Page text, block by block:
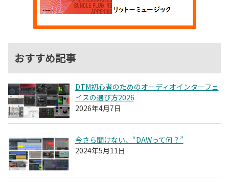
おすすめ記事
DTM初心者のためのオーディオインターフェ
イスの選び方2026
2026年4月7日
今さら聞けない、“DAWって何？”
2024年5月11日